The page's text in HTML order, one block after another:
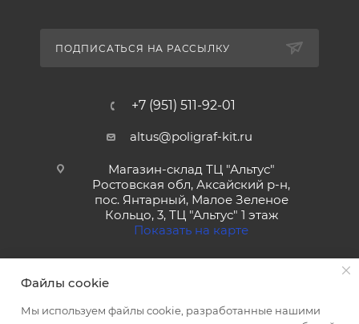
ПОДПИСАТЬСЯ НА РАССЫЛКУ
+7 (951) 511-92-01
altus@poligraf-kit.ru
Магазин-склад ТЦ "Альтус"
Ростовская обл, Аксайский р-н,
пос. Янтарный, Малое Зеленое
Кольцо, 3, ТЦ "Альтус" 1 этаж
Показать на карте
Файлы cookie
Мы используем файлы cookie, разработанные нашими